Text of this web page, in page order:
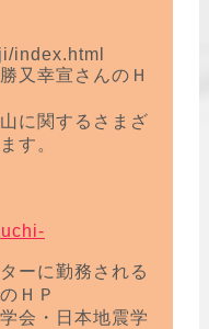
index.html
又幸宣さんのＨ
に関するさまざ
す。
ーに勤務される
ＨＰ
会・日本地震学